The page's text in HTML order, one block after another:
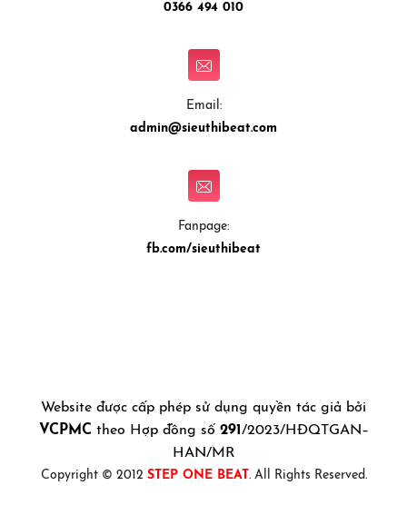
0366 494 010
Email:
admin@sieuthibeat.com
Fanpage:
fb.com/sieuthibeat
Website được cấp phép sử dụng quyền tác giả bởi
VCPMC theo Hợp đồng số 291/2023/HĐQTGAN–
HAN/MR
Copyright © 2012 STEP ONE BEAT . All Rights Reserved.